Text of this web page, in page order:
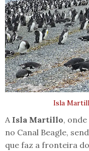
Isla
A Isla Martillo,
no Canal Beagle,
que faz a fronteira do